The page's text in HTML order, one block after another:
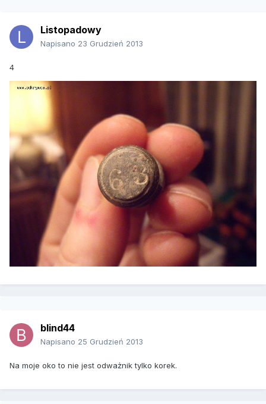
Listopadowy
Napisano 23 Grudzień 2013
4
blind44
Napisano 25 Grudzień 2013
Na moje oko to nie jest odważnik tylko korek.